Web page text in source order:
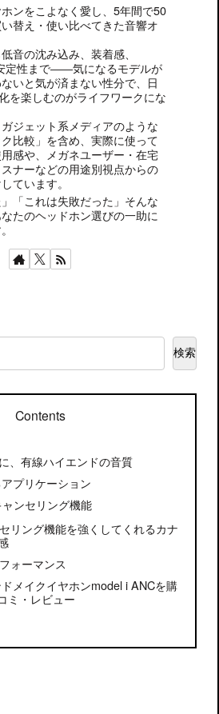
ンをこよなく愛し、5年間で50
替え・使い比べてきた音響オ
音の沈み込み、装着感、
定性まで――気になるモデルが
いと気が済まない性分で、日
を楽しむのがライフワークにな
ジェット系メディアのような
ク比較」を含め、実際に使って
感や、メガネユーザー・在宅
ナーなどの用途別視点からの
ています。
」「これは失敗だった」そんな
たのヘッドホン選びの一助に
検索
Contents
、有線ハイエンドの音質
プリケーション
ンセリング機能
リング機能を強くしてくれるカナ
ォーマンス
メイクイヤホンmodel i ANCを購
ミ・レビュー